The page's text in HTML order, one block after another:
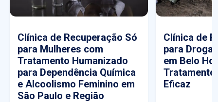
Clínica de Recuperação Só
para Mulheres com
Tratamento Humanizado
para Dependência Química
e Alcoolismo Feminino em
São Paulo e Região
Clínica de
para
em Belo
Tratamento
Eficaz